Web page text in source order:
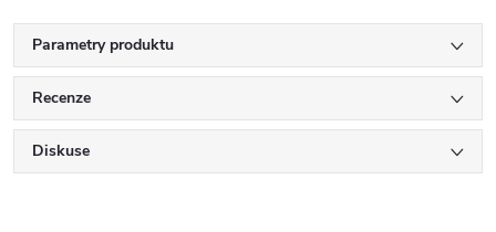
Parametry produktu
Recenze
Diskuse